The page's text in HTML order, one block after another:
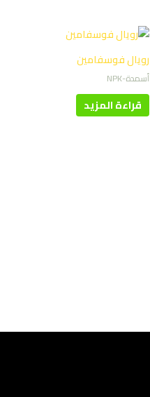
رويال فوسفامين
أسمدة-NPK
قراءة المزيد